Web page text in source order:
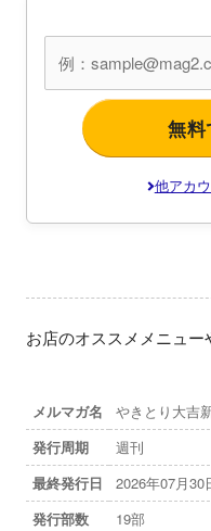
無料
他アカ
お店のオススメメニュー
メルマガ名
やきとり大吉
発行周期
週刊
最終発行日
2026年07月30
発行部数
19部